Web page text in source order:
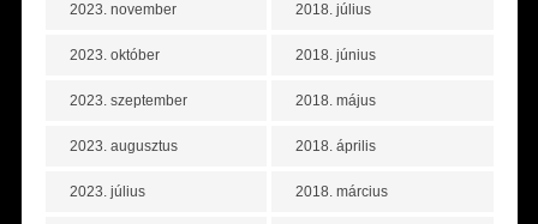
2023. november
2023. október
2023. szeptember
2023. augusztus
2023. július
2018. július
2018. június
2018. május
2018. április
2018. március